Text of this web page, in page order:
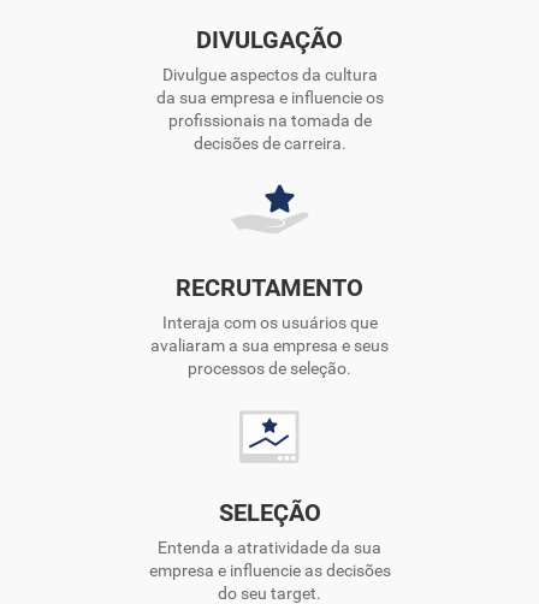
DIVULGAÇÃO
Divulgue aspectos da cultura
da sua empresa e influencie os
profissionais na tomada de
decisões de carreira.
RECRUTAMENTO
Interaja com os usuários que
avaliaram a sua empresa e seus
processos de seleção.
SELEÇÃO
Entenda a atratividade da sua
empresa e influencie as decisões
do seu target.